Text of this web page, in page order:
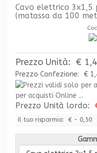
Cavo elettrico 3x1,5
(matassa da 100
Prezzo Unità: €
Prezzo Confezione:
€
per acquisti Online ...
Prezzo Unità lordo:
Il tuo risparmio: € - 0,50